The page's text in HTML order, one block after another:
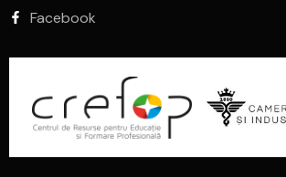
Facebook